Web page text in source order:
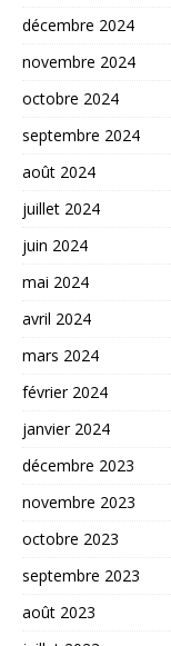
décembre 2024
novembre 2024
octobre 2024
septembre 2024
août 2024
juillet 2024
juin 2024
mai 2024
avril 2024
mars 2024
février 2024
janvier 2024
décembre 2023
novembre 2023
octobre 2023
septembre 2023
août 2023